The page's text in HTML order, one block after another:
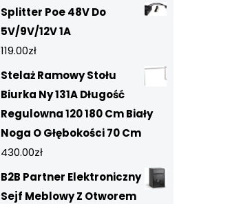
Splitter Poe 48V Do
5V/9V/12V 1A
119.00zł
Stelaż Ramowy Stołu
Biurka Ny 131A Długość
Regulowna 120 180 Cm Biały
Noga O Głębokości 70 Cm
430.00zł
B2B Partner Elektroniczny
Sejf Meblowy Z Otworem